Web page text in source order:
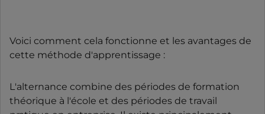
Voici comment cela fonctionne et les avantages de
cette méthode d'apprentissage :
L'alternance combine des périodes de formation
théorique à l'école et des périodes de travail